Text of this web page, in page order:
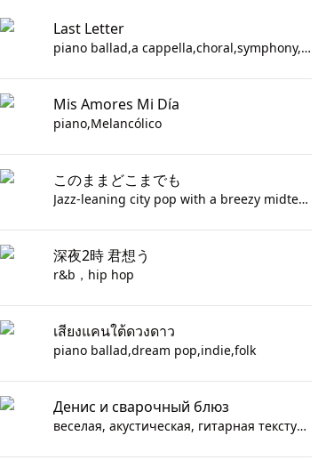
Last Letter
piano ballad,a cappella,choral,symphony,j-pop,物憂げ,憂鬱,夢見る,ロマンチック
Mis Amores Mi Día
piano,Melancólico
このままどこまでも
Jazz-leaning city pop with a breezy midtempo swing, brushed drums and walking bass under glossy Rhodes chords; verse glides on restrained grooves, pre-chorus thins to piano and breathy vocal close-up, chorus opens with stacked harmonies and a gentle sax answer line. Occasional sax fills and piano runs bridge the sections, airy ride-cymbal shimmer, warm close-mic female vocals with soft doubles on the hook, crisp polished mix with a calm urban sheen.
深夜2時 君想う
r&b，hip hop
เสียงแคนใต้ดวงดาว
piano ballad,dream pop,indie,folk
Денис и сварочный блюз
веселая, акустическая, гитарная текстура с бодрым ритмом и мягкими вокальными акцентами